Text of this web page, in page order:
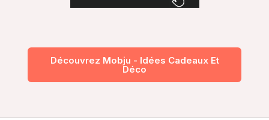
Découvrez Mobju - Idées Cadeaux Et
Déco